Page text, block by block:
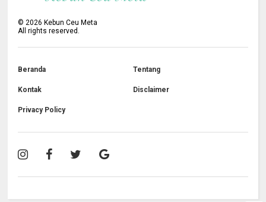
© 2026 Kebun Ceu Meta
All rights reserved.
Beranda Tentang
Kontak Disclaimer
Privacy Policy